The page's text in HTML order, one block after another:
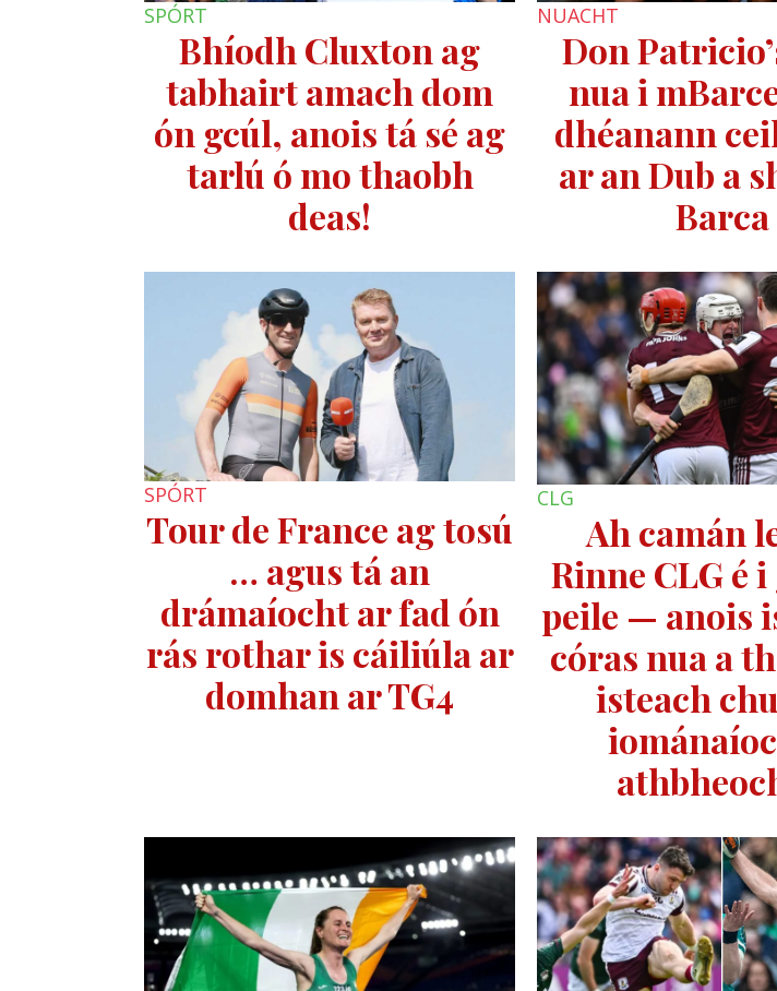
SPÓRT
Bhíodh Cluxton ag
tabhairt amach dom
ón gcúl, anois tá sé ag
tarlú ó mo thaobh
deas!
NUACHT
Don
nua i
dhéanann
ar an Dub a
Barca
SPÓRT
Tour de France ag tosú
… agus tá an
drámaíocht ar fad ón
rás rothar is cáiliúla ar
domhan ar TG4
CLG
Ah camán
Rinne CLG é i
peile — anois
córas nua a
isteach